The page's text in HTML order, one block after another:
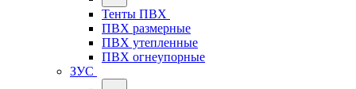
Тенты ПВХ
ПВХ размерные
ПВХ утепленные
ПВХ огнеупорные
ЗУС